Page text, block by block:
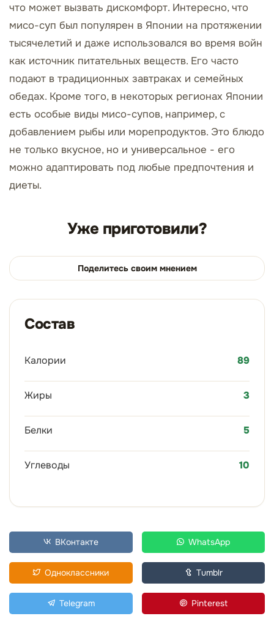
что может вызвать дискомфорт. Интересно, что
мисо-суп был популярен в Японии на протяжении
тысячелетий и даже использовался во время войн
как источник питательных веществ. Его часто
подают в традиционных завтраках и семейных
обедах. Кроме того, в некоторых регионах Японии
есть особые виды мисо-супов, например, с
добавлением рыбы или морепродуктов. Это блюдо
не только вкусное, но и универсальное - его
можно адаптировать под любые предпочтения и
диеты.
Уже приготовили?
Поделитесь своим мнением
Состав
Калории 89
Жиры 3
Белки 5
Углеводы 10
ВКонтакте WhatsApp
Одноклассники Tumblr
Telegram Pinterest